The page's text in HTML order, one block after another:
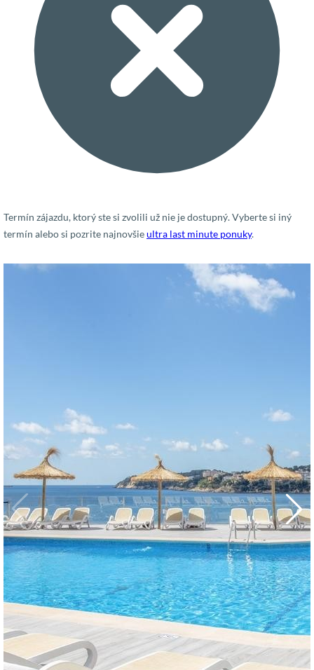
Termín zájazdu, ktorý ste si zvolili už nie je dostupný. Vyberte si iný
termín alebo si pozrite najnovšieultra last minute ponuky.